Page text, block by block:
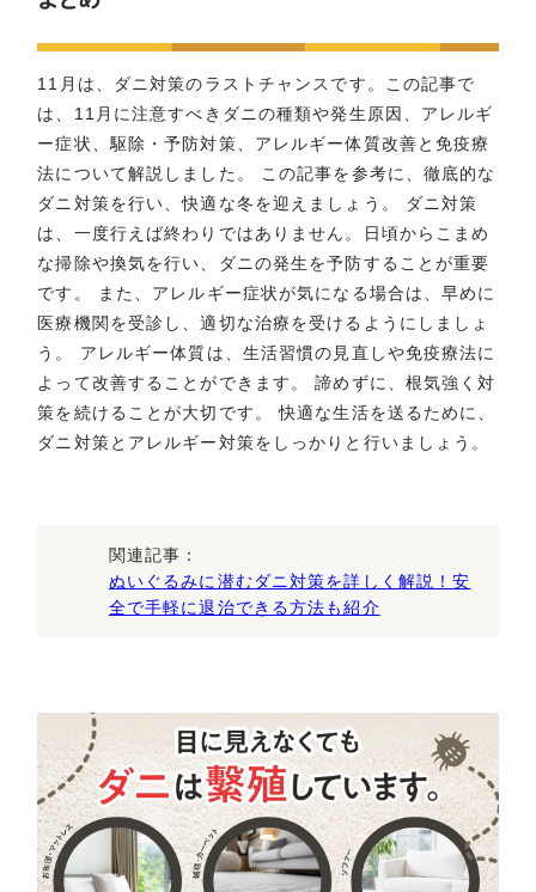
11月は、ダニ対策のラストチャンスです。この記事で
は、11月に注意すべきダニの種類や発生原因、アレルギ
ー症状、駆除・予防対策、アレルギー体質改善と免疫療
法について解説しました。 この記事を参考に、徹底的な
ダニ対策を行い、快適な冬を迎えましょう。 ダニ対策
は、一度行えば終わりではありません。日頃からこまめ
な掃除や換気を行い、ダニの発生を予防することが重要
です。 また、アレルギー症状が気になる場合は、早めに
医療機関を受診し、適切な治療を受けるようにしましょ
う。 アレルギー体質は、生活習慣の見直しや免疫療法に
よって改善することができます。 諦めずに、根気強く対
策を続けることが大切です。 快適な生活を送るために、
ダニ対策とアレルギー対策をしっかりと行いましょう。
関連記事：
ぬいぐるみに潜むダニ対策を詳しく解説！安
全で手軽に退治できる方法も紹介